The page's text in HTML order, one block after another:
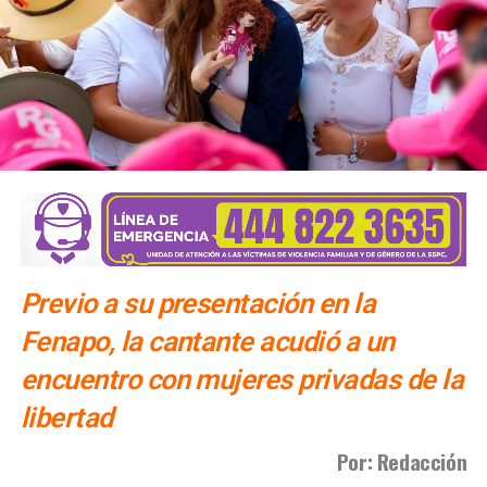
Desaparición del Interapas pasará a la siguiente
legislatura
NO TE PIERDAS
Gobierno de SLP colaborará con proyecto
ferroviario de Kansas City
Previo a su presentación en la
Fenapo, la cantante acudió a un
encuentro con mujeres privadas de la
libertad
Por: Redacción